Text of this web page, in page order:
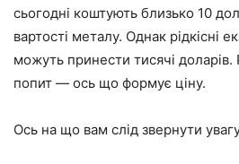
сьогодні коштують близько 10
вартості металу. Однак рідкісні
можуть принести тисячі доларів.
попит — ось що формує ціну.
Ось на що вам слід звернути